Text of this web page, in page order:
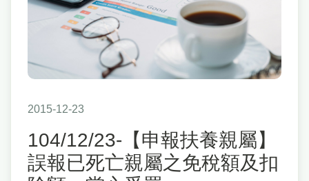
2015-12-23
104/12/23-【申報扶養親屬】
誤報已死亡親屬之免稅額及扣